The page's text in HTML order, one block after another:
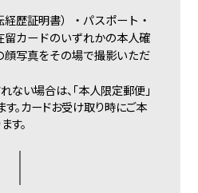
歴証明書）・パスポート・
カードのいずれかの本人確
写真をその場で撮影いただ
ない場合は、「本人限定郵便」
。カードお受け取り時にご本
す。